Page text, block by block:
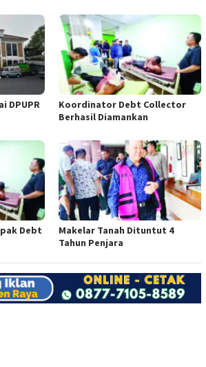
DPUPR
Koordinator Debt Collector
Berhasil Diamankan
Debt
Makelar Tanah Dituntut 4
Tahun Penjara